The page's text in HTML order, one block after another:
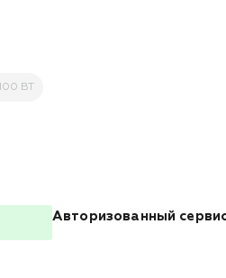
BT
Авторизованный